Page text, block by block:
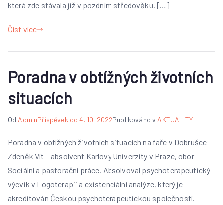
která zde stávala již v pozdním středověku. […]
Číst více
Poradna v obtížných životních
situacích
Od AdminPříspěvek od4. 10. 2022Publikováno v AKTUALITY
Poradna v obtížných životních situacích na faře v Dobrušce
Zdeněk Vít – absolvent Karlovy Univerzity v Praze, obor
Sociální a pastorační práce. Absolvoval psychoterapeutický
výcvik v Logoterapii a existenciální analýze, který je
akreditován Českou psychoterapeutickou společností.